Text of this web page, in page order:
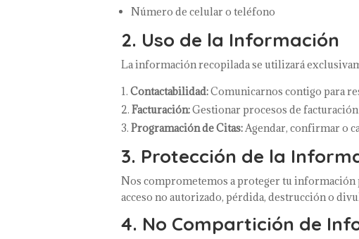
Número de celular o teléfono
2. Uso de la Información
La información recopilada se utilizará
Contactabilidad:Comunicarnos contigo para
Facturación:Gestionar procesos de
Programación de Citas:Agendar, confirmar o
3. Protección de la
Nos comprometemos a proteger tu información
acceso no autorizado, pérdida, destrucción o
4. No Compartición de